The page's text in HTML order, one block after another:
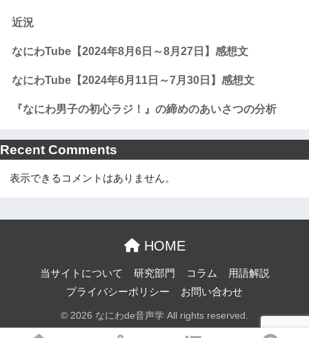
近況
なにわTube【2024年8月6日～8月27日】感想文
なにわTube【2024年6月11日～7月30日】感想文
『なにわ男子の初心ラジ！』の締めのあいさつの分析
Recent Comments
表示できるコメントはありません。
HOME
当サイトについて 研究部門 コラム
用語解説
プライバシーポリシー
お問い合わせ
© 2026 なにわde音声学 All rights reserved.